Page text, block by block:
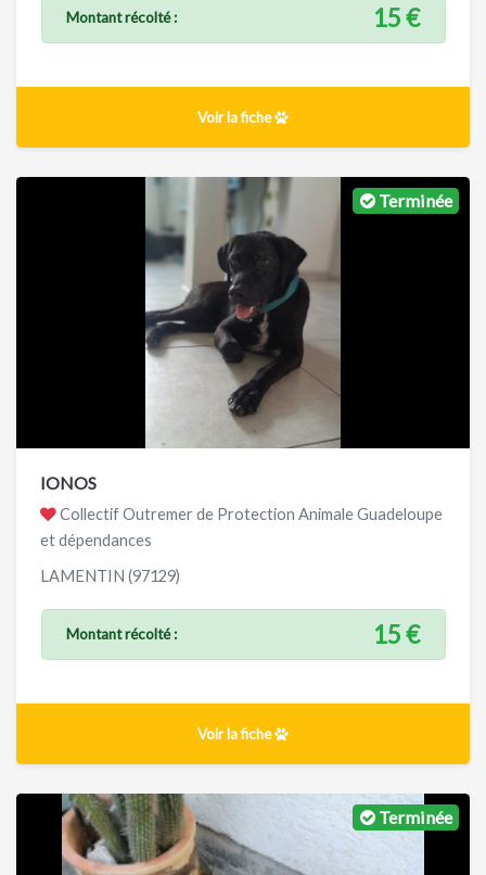
Montant récolté : 15 €
Voir la fiche
Terminée
IONOS
Collectif Outremer de Protection Animale Guadeloupe
et dépendances
LAMENTIN (97129)
Montant récolté : 15 €
Voir la fiche
Terminée